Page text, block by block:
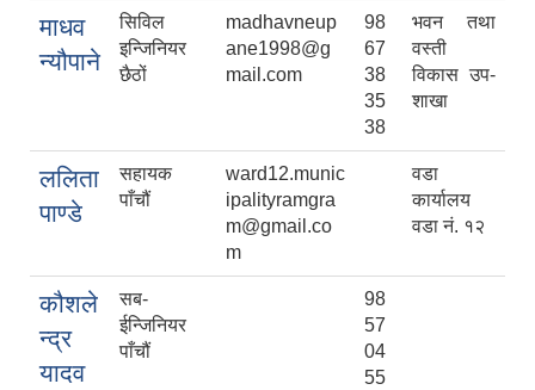
माधव
न्यौपाने
सिविल
इन्जिनियर
छैठों
madhavneup
ane1998@g
mail.com
98
67
38
35
38
भवन तथा
वस्ती
विकास उप-
शाखा
ललिता
पाण्डे
सहायक
पाँचौं
ward12.munic
ipalityramgra
m@gmail.co
m
वडा
कार्यालय
वडा नं. १२
कौशले
न्द्र
यादव
सब-
ईन्जिनियर
पाँचौं
98
57
04
55